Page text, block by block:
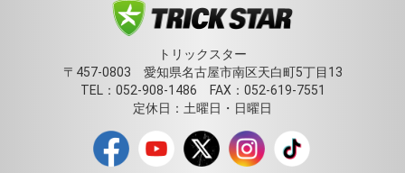
トリックスター
〒457-0803 愛知県名古屋市南区天白町5丁目13
TEL：052-908-1486 FAX：052-619-7551
定休日：土曜日・日曜日